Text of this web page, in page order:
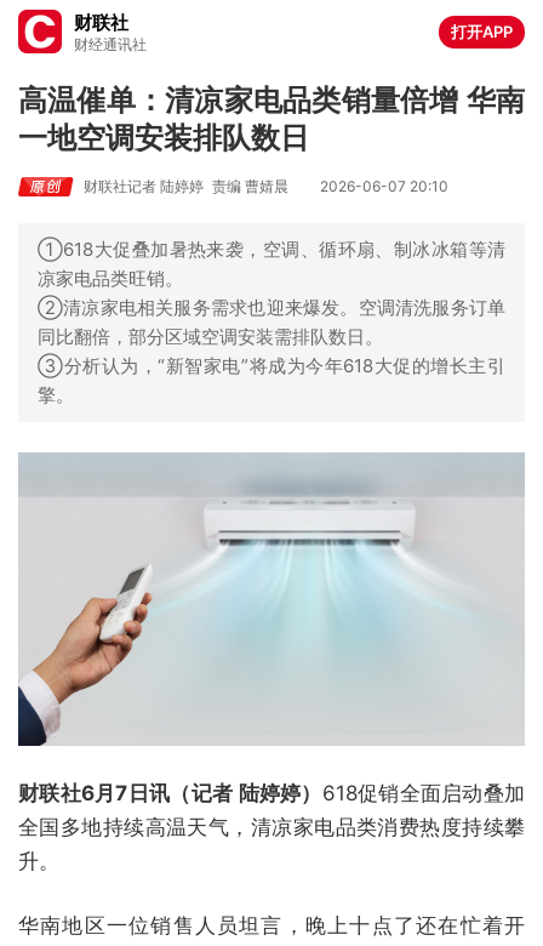
财联社
财经通讯社
打开APP
高温催单：清凉家电品类销量倍增 华南
一地空调安装排队数日
财联社记者 陆婷婷 责编 曹婧晨 2026-06-07 20:10
①618大促叠加暑热来袭，空调、循环扇、制冰冰箱等清
凉家电品类旺销。
②清凉家电相关服务需求也迎来爆发。空调清洗服务订单
同比翻倍，部分区域空调安装需排队数日。
③分析认为，“新智家电”将成为今年618大促的增长主引
擎。
财联社6月7日讯（记者 陆婷婷） 618促销全面启动叠加
全国多地持续高温天气，清凉家电品类消费热度持续攀
升。
华南地区一位销售人员坦言，晚上十点了还在忙着开